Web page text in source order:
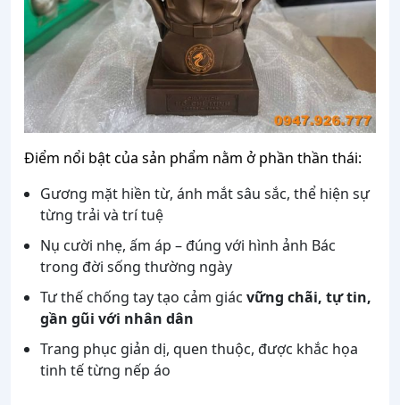
Điểm nổi bật của sản phẩm nằm ở phần thần thái:
Gương mặt hiền từ, ánh mắt sâu sắc, thể hiện sự
từng trải và trí tuệ
Nụ cười nhẹ, ấm áp – đúng với hình ảnh Bác
trong đời sống thường ngày
Tư thế chống tay tạo cảm giác vững chãi, tự tin,
gần gũi với nhân dân
Trang phục giản dị, quen thuộc, được khắc họa
tinh tế từng nếp áo